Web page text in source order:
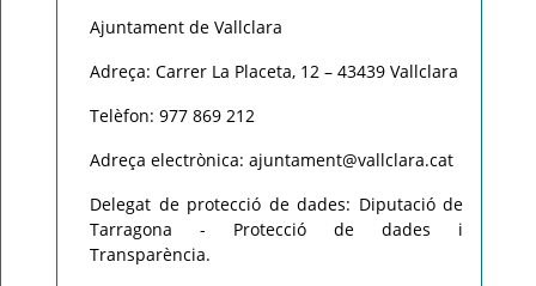
Ajuntament de Vallclara
Adreça: Carrer La Placeta, 12 – 43439 Vallclara
Telèfon: 977 869 212
Adreça electrònica: ajuntament@vallclara.cat
Delegat de protecció de dades: Diputació de
Tarragona - Protecció de dades i
Transparència.